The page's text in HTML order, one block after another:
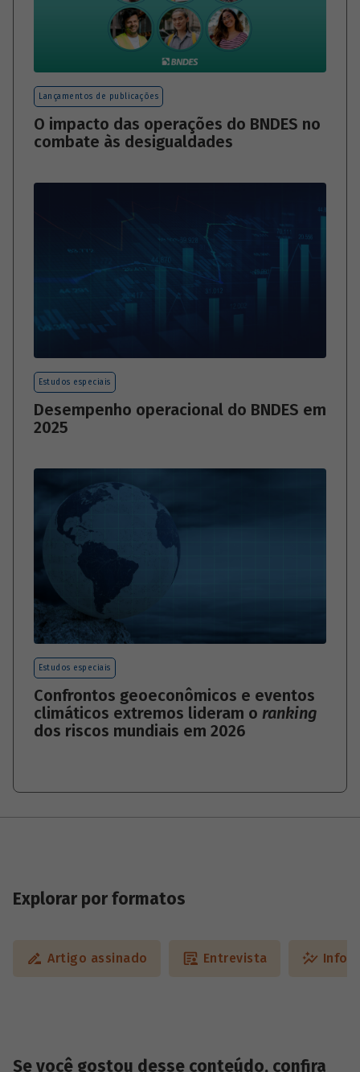
Lançamentos de publicações
O impacto das operações do BNDES no
combate às desigualdades
Estudos especiais
Desempenho operacional do BNDES em
2025
Estudos especiais
Confrontos geoeconômicos e eventos
climáticos extremos lideram o ranking
dos riscos mundiais em 2026
Explorar por formatos
Artigo assinado Entrevista
Se você gostou desse conteúdo, confira